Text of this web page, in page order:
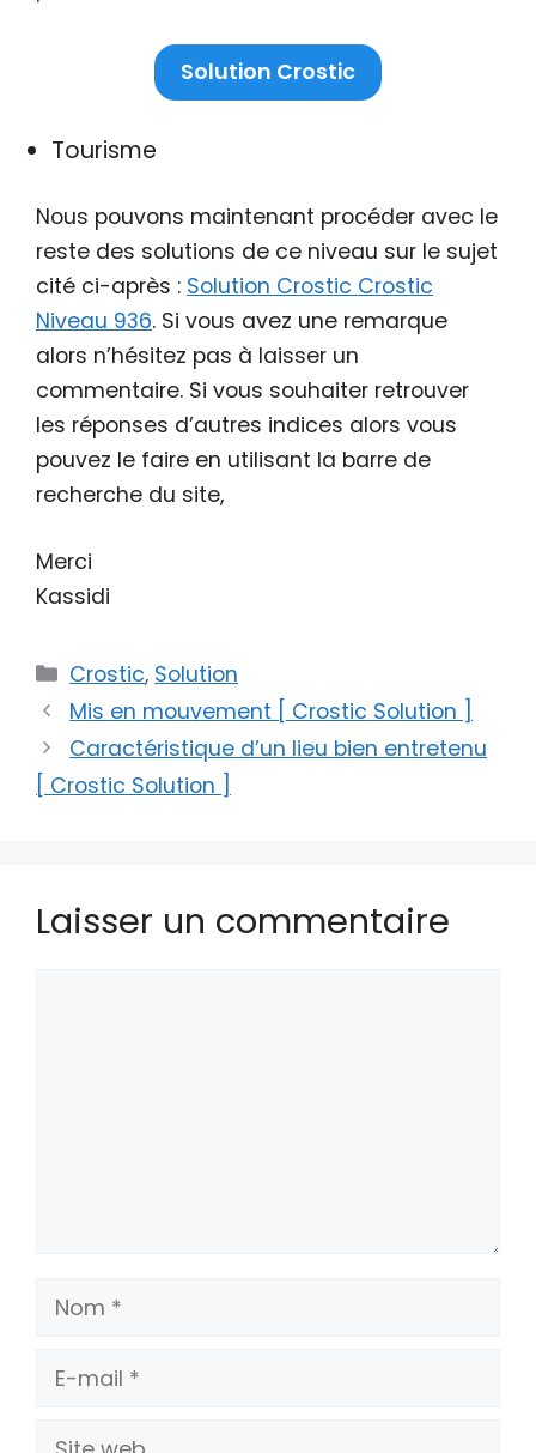
Solution Crostic
Tourisme
Nous pouvons maintenant procéder avec le
reste des solutions de ce niveau sur le sujet
cité ci-après : Solution Crostic Crostic
Niveau 936. Si vous avez une remarque
alors n’hésitez pas à laisser un
commentaire. Si vous souhaiter retrouver
les réponses d’autres indices alors vous
pouvez le faire en utilisant la barre de
recherche du site,
Merci
Kassidi
Catégories
Crostic, Solution
Mis en mouvement [ Crostic Solution ]
Caractéristique d’un lieu bien entretenu
[ Crostic Solution ]
Laisser un commentaire
Nom
E-
Site